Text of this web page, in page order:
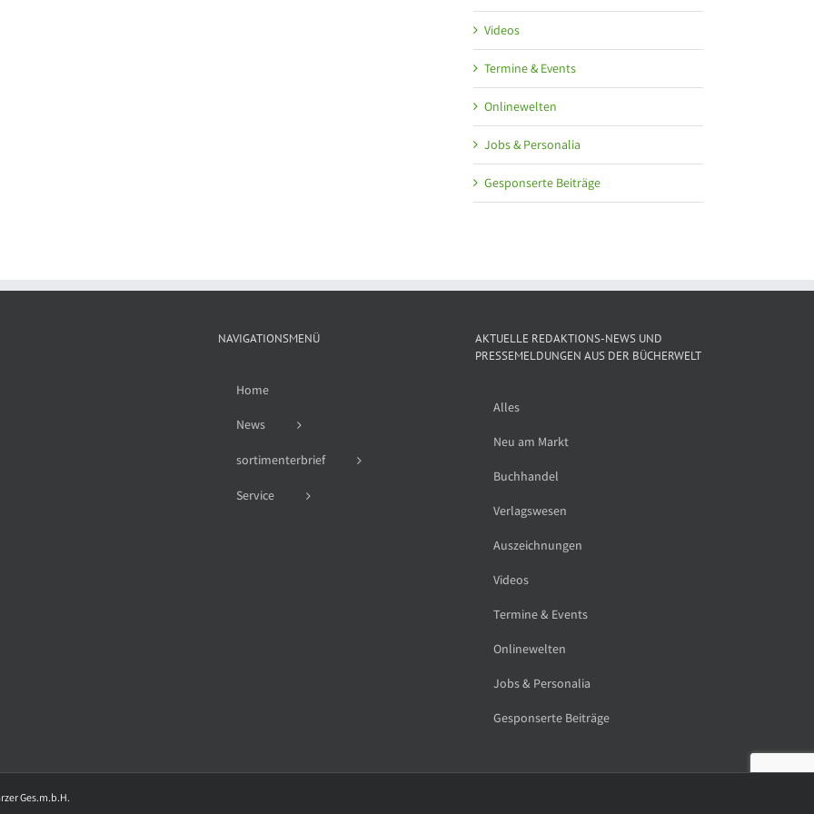
Videos
Termine & Events
Onlinewelten
Jobs & Personalia
Gesponserte Beiträge
NAVIGATIONSMENÜ
Home
News
sortimenterbrief
Service
AKTUELLE REDAKTIONS-NEWS UND
PRESSEMELDUNGEN AUS DER BÜCHERWELT
Alles
Neu am Markt
Buchhandel
Verlagswesen
Auszeichnungen
Videos
Termine & Events
Onlinewelten
Jobs & Personalia
Gesponserte Beiträge
Ges.m.b.H.